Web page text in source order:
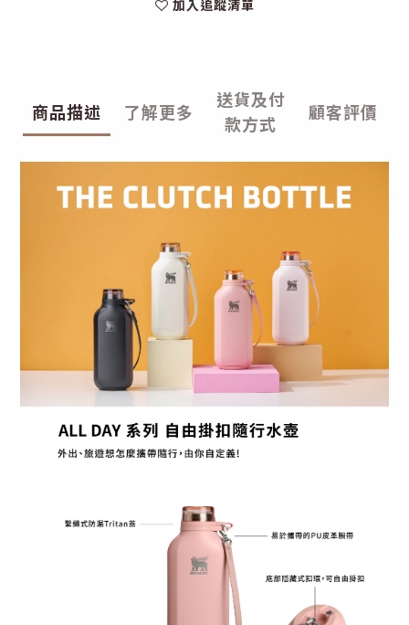
加入追蹤清單
商品描述 了解更多
送貨及付
款方式
顧客評價